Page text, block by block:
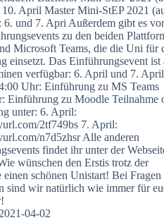
10. April Master Mini-StEP 2021
6. und 7. Apri Außerdem gibt es
zu den beiden
Microsoft Teams, die die Uni für
einsetzt. Das Einführungsevent ist
verfügbar: 6. April und 7.
Uhr: Einführung zu MS Teams
Einführung zu Moodle Teilnahme
unter: 6. April:
2tf749bs 7. April:
n7d5zhsr Alle anderen
findet ihr unter der
wünschen den Erstis trotz der
einen schönen Unistart! Bei Fragen
sind wir natürlich wie immer für
2021-04-02